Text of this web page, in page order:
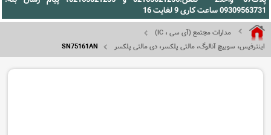
09309563731 ساعت کاری 9 لغایت 16
مدارات مجتمع (آی سی ، IC)
اینترفیس، سوییچ آنالوگ، مالتی پلکسر، دی مالتی پلکسر
SN75161AN